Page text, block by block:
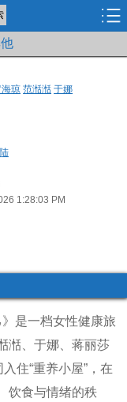
海琼 范湉湉 于娜
1:28:03 PM
是一档女性健康旅
湉、于娜、蒋丽莎
住“重养小屋”，在
饮食与情绪的秩